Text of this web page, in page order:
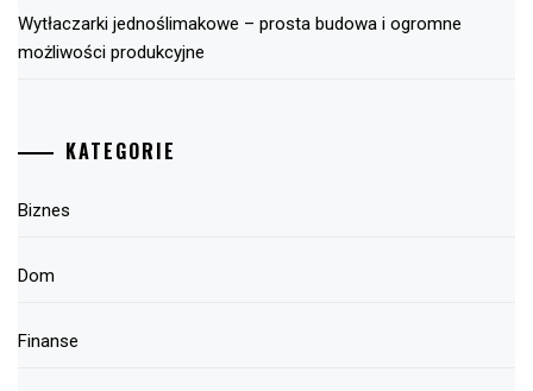
Wytłaczarki jednoślimakowe – prosta budowa i ogromne
możliwości produkcyjne
KATEGORIE
Biznes
Dom
Finanse